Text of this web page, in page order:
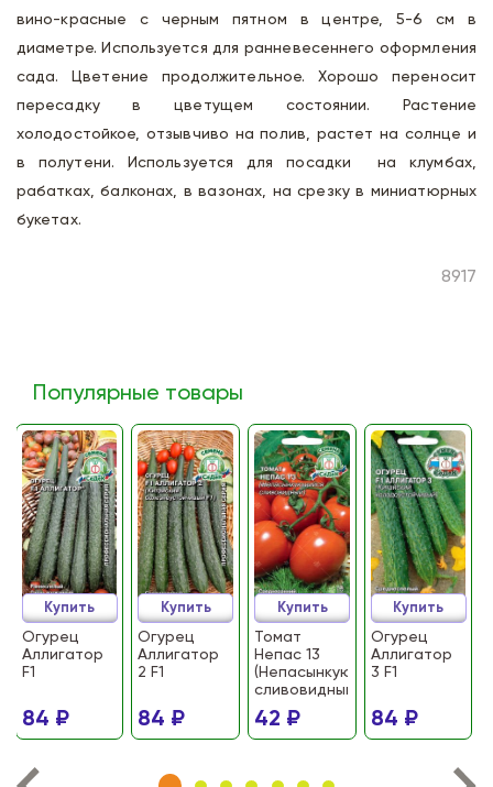
вино-красные с черным пятном в центре, 5-6 см в
диаметре. Используется для ранневесеннего оформления
сада. Цветение продолжительное. Хорошо переносит
пересадку в цветущем состоянии. Растение
холодостойкое, отзывчиво на полив, растет на солнце и
в полутени. Используется для посадки на клумбах,
рабатках, балконах, в вазонах, на срезку в миниатюрных
букетах.
8917
Популярные товары
Огурец
Аллигатор
F1
84 ₽
Купить
Огурец
Аллигатор
2 F1
84 ₽
Купить
Томат
Непас 13
(Непасынкующийся
сливовидный)
42 ₽
Купить
Огурец
Аллигатор
3 F1
84 ₽
Купить